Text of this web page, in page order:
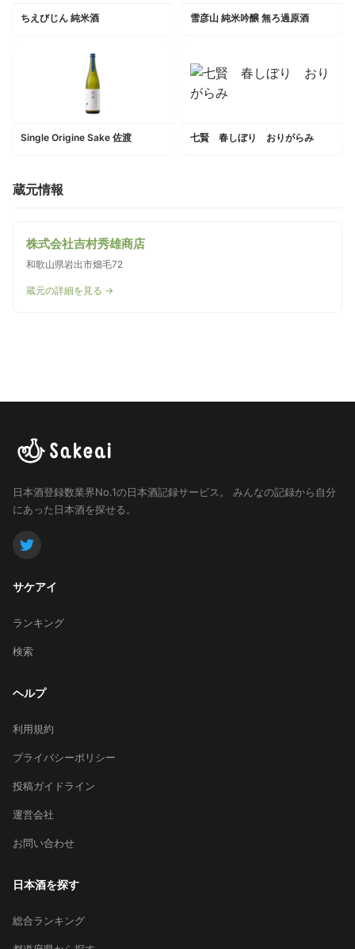
ちえびじん 純米酒 雪彦山 純米吟醸 無ろ過原酒
Single Origine Sake 佐渡 七賢 春しぼり おりがらみ
蔵元情報
株式会社吉村秀雄商店
和歌山県岩出市畑毛72
蔵元の詳細を見る →
日本酒登録数業界No.1の日本酒記録サービス。
みんなの記録から自分
にあった日本酒を探せる。
サケアイ
ランキング
検索
ヘルプ
利用規約
プライバシーポリシー
投稿ガイドライン
運営会社
お問い合わせ
日本酒を探す
総合ランキング